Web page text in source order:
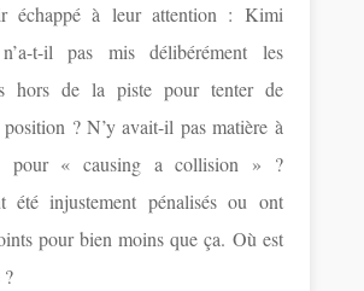
échappé à leur attention : Kimi
t-il pas mis délibérément les
hors de la piste pour tenter de
? N’y avait-il pas matière à
pour « causing a collision » ?
été injustement pénalisés ou ont
pour bien moins que ça. Où est